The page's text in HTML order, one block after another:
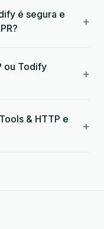
é segura e
+
ou Todify
+
& HTTP e
+